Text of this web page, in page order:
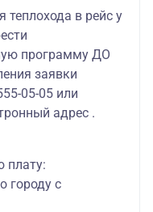
теплохода в рейс у
программу ДО
заявки
05-05 или
адрес .
плату:
городу с